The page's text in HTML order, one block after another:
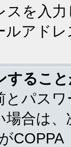
スを入
ルアド
するこ
とパス
場合は